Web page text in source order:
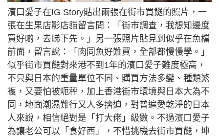
濱口愛子在IG Story貼出兩張在街市買餸的照片，一
張在生果店影店貓留言問：「街市調查，我想知邊度
買好啲，去睇下先。」另一張照片貼見到似乎在魚檔
前面，留言說：「肉同魚好難買，全部都慢慢學。」
似乎街市買餸對來港不到1年的濱口愛子難度極高，
不只與日本的重量單位不同、購買方法多變、種類繁
複，又要怕被呃秤，加上香港街市環境與日本大為不
同，地面潮濕難行又人多擠迫，對普遍愛乾淨的日本
人來說，相信絕對是「打大佬」級數。不過濱口愛子
為讓老公可以「食好西」，不惜挑機去街市買餸，坤